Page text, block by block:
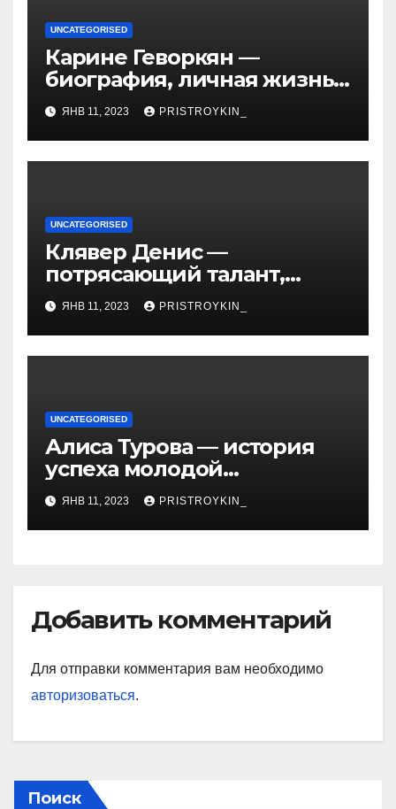
UNCATEGORISED
Карине Геворкян —
биография, личная жизнь
и факты из Википедии —
детали о жизни и карьере
известной актрисы
ЯНВ 11, 2023 PRISTROYKIN_
UNCATEGORISED
Клявер Денис —
потрясающий талант,
захватывающий сердца
миллионов слушателей —
узнайте обо всем, что
нужно знать о его
жизни!
ЯНВ 11, 2023 PRISTROYKIN_
UNCATEGORISED
Алиса Турова — история
успеха молодой
предпринимательницы,
которая покорила бизнес-
мир своим уникальным
ЯНВ 11, 2023 PRISTROYKIN_
Добавить комментарий
Для отправки комментария вам необходимо
авторизоваться.
Поиск